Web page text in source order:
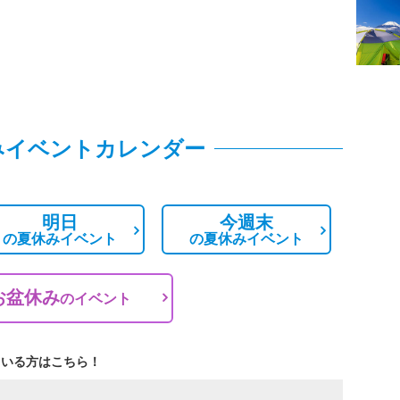
ベントカレンダー
明日
の夏休みイベント
今週末
の夏休みイベント
盆休みのイベント
る方はこちら！